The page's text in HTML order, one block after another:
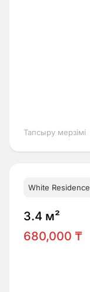
Тапсыру мерзімі
White Residence
3.4 м²
680,000 ₸